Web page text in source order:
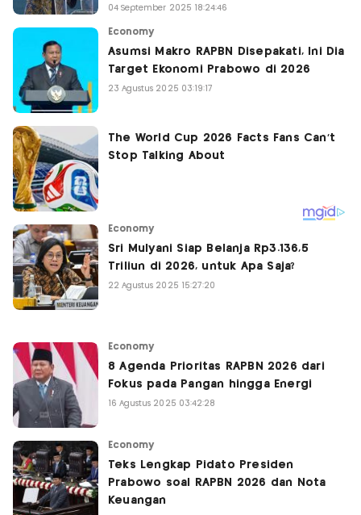
04 September 2025 18:24:46
Economy
Asumsi Makro RAPBN Disepakati, Ini Dia
Target Ekonomi Prabowo di 2026
23 Agustus 2025 03:19:17
Economy
Sri Mulyani Siap Belanja Rp3.136,5
Triliun di 2026, untuk Apa Saja?
22 Agustus 2025 15:27:20
Economy
8 Agenda Prioritas RAPBN 2026 dari
Fokus pada Pangan hingga Energi
16 Agustus 2025 03:42:28
Economy
Teks Lengkap Pidato Presiden
Prabowo soal RAPBN 2026 dan Nota
Keuangan